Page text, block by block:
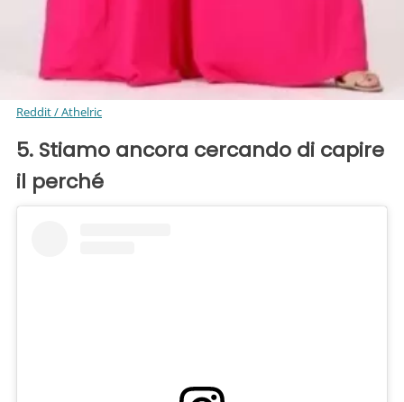
Reddit / Athelric
5. Stiamo ancora cercando di capire
il perché